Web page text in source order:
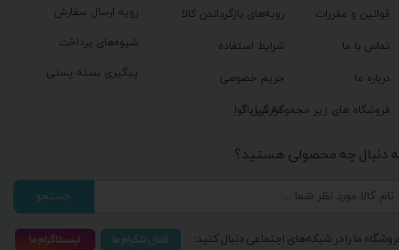
رویه ارسال سفارش
شیوه‌های پرداخت
پیگیری بسته پستی
رویه‌های بازگرداندن کالا
شرایط استفاده
حریم خصوصی
گزارش باگ
قوانین و مقررات
تماس با ما
درباره ما
فروشگاه های زیر مجموعه گیل آوا
دنبال چه محصولی هستید؟
جستجو
ما را در شبکه‌های اجتماعی دنبال کنید: